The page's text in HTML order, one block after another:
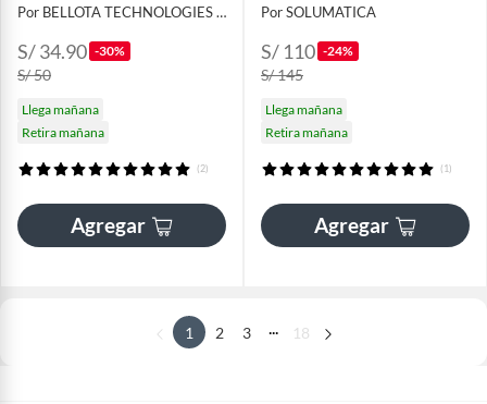
Por BELLOTA TECHNOLOGIES S.A.C
S/ 34.90 -30%
S/ 50
Llega mañana
Retira mañana
(2)
Agregar
Por SOLUMATICA
S/ 110 -24%
S/ 145
Llega mañana
Retira mañana
(1)
Agregar
1 2 3 18